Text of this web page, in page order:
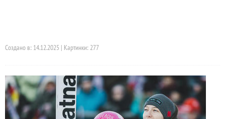
Создано в: 14.12.2025 | Картинки: 277